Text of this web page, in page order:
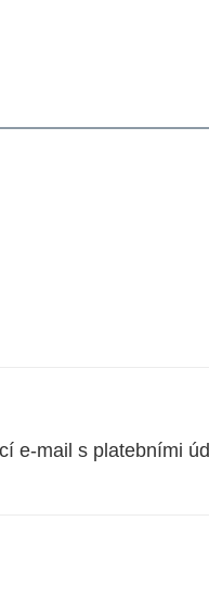
e-mail s platebními